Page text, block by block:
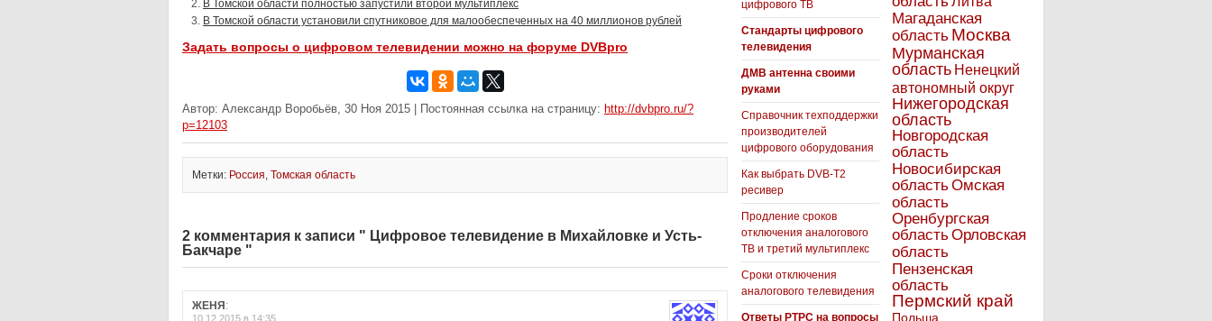
В Томской области полностью запустили второй мультиплекс
В Томской области установили спутниковое для малообеспеченных на 40 миллионов рублей
Задать вопросы о цифровом телевидении можно на форуме DVBpro
Автор: Александр Воробьёв, 30 Ноя 2015 | Постоянная ссылка на страницу: http://dvbpro.ru/?
p=12103
Метки: Россия, Томская область
2 комментария к записи " Цифровое телевидение в Михайловке и Усть-
Бакчаре "
ЖЕНЯ :
10.12.2015 в 14:35
цифрового ТВ
Стандарты цифрового
телевидения
ДМВ антенна своими
руками
Справочник техподдержки
производителей
цифрового оборудования
Как выбрать DVB-T2
ресивер
Продление сроков
отключения аналогового
ТВ и третий мультиплекс
Сроки отключения
аналогового телевидения
Ответы РТРС на вопросы
Магаданская
область Москва
Мурманская
область Ненецкий
автономный округ
Нижегородская
область
Новгородская
область
Новосибирская
областьОмская
область
Оренбургская
областьОрловская
область
Пензенская
область
Пермский край
Польша